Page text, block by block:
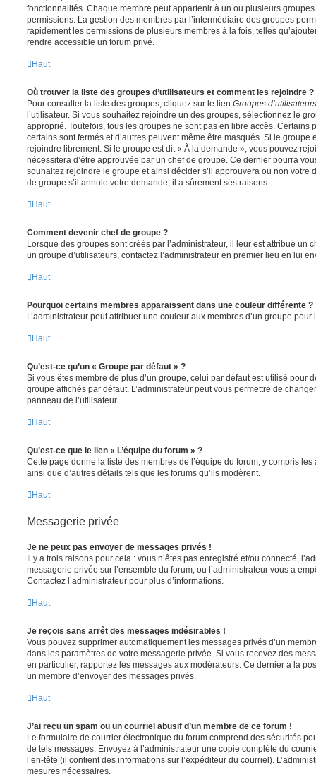
fonctionnalités. Chaque membre peut appartenir à un ou plusieurs
permissions. La gestion des membres par l’intermédiaire des groupes
rapidement les permissions de plusieurs membres à la fois, telles
rendre accessible un forum privé.
Haut
Où trouver la liste des groupes d’utilisateurs et comment les rejoindre ?
Pour consulter la liste des groupes, cliquez sur le lien Groupes d’utilisateurs
l’utilisateur. Si vous souhaitez rejoindre un des groupes, sélectionnez le
approprié. Toutefois, tous les groupes ne sont pas en libre accès. Certains
certains sont fermés et d’autres peuvent même être masqués. Si le groupe
rejoindre librement. Si le groupe est dit « À la demande », vous pouvez
nécessitera d’être approuvée par un chef de groupe. Ce dernier pourra
souhaitez rejoindre le groupe et ainsi décider s’il approuvera ou non votre
de groupe s’il annule votre demande, il a sûrement ses raisons.
Haut
Comment devenir chef de groupe ?
Lorsque des groupes sont créés par l’administrateur, il leur est attribué un
un groupe d’utilisateurs, contactez l’administrateur en premier lieu en lui
Haut
Pourquoi certains membres apparaissent dans une couleur différente ?
L’administrateur peut attribuer une couleur aux membres d’un groupe
Haut
Qu’est-ce qu’un « Groupe par défaut » ?
Si vous êtes membre de plus d’un groupe, celui par défaut est utilisé pour
groupe affichés par défaut. L’administrateur peut vous permettre de
panneau de l’utilisateur.
Haut
Qu’est-ce que le lien « L’équipe du forum » ?
Cette page donne la liste des membres de l’équipe du forum, y compris
ainsi que d’autres détails tels que les forums qu’ils modèrent.
Haut
Messagerie privée
Je ne peux pas envoyer de messages privés !
Il y a trois raisons pour cela : vous n’êtes pas enregistré et/ou connecté,
messagerie privée sur l’ensemble du forum, ou l’administrateur vous a
Contactez l’administrateur pour plus d’informations.
Haut
Je reçois sans arrêt des messages indésirables !
Vous pouvez supprimer automatiquement les messages privés d’un
dans les paramètres de votre messagerie privée. Si vous recevez des
en particulier, rapportez les messages aux modérateurs. Ce dernier a la
un membre d’envoyer des messages privés.
Haut
J’ai reçu un spam ou un courriel abusif d’un membre de ce forum !
Le formulaire de courrier électronique du forum comprend des sécurités
de tels messages. Envoyez à l’administrateur une copie complète du
l’en-tête (il contient des informations sur l’expéditeur du courriel).
mesures nécessaires.